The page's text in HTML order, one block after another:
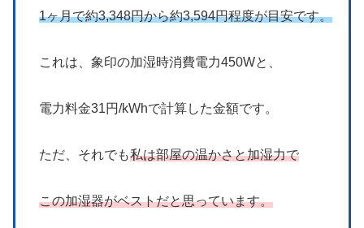
1ヶ月で約3,348円から約3,594円程度が目安です。
これは、象印の加湿時消費電力450Wと、
電力料金31円/kWhで計算した金額です。
ただ、それでも私は部屋の温かさと加湿力で
この加湿器がベストだと思っています。